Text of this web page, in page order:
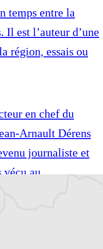
temps entre la
Il est l’auteur d’une
région, essais ou
en chef du
Arnault Dérens
journaliste et
vécu au